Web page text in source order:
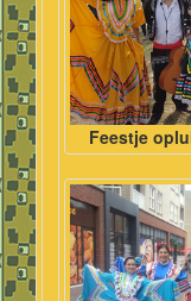
Feestje